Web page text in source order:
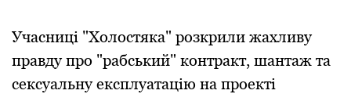
Учасниці "Холостяка" розкрили жахливу
правду про "рабський" контракт, шантаж та
сексуальну експлуатацію на проекті